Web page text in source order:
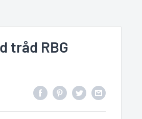
tråd RBG